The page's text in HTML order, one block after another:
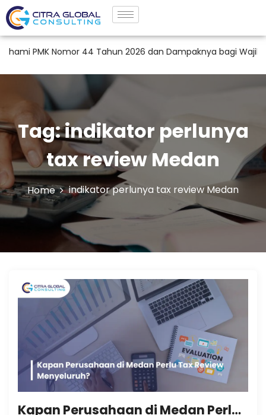
PMK Nomor 44 Tahun 2026 dan Dampaknya bagi Wajib
Tag:indikator perlunya
tax review Medan
Home indikator perlunya tax review Medan
Kapan Perusahaan di Medan Perlu Tax Review Menyeluruh?